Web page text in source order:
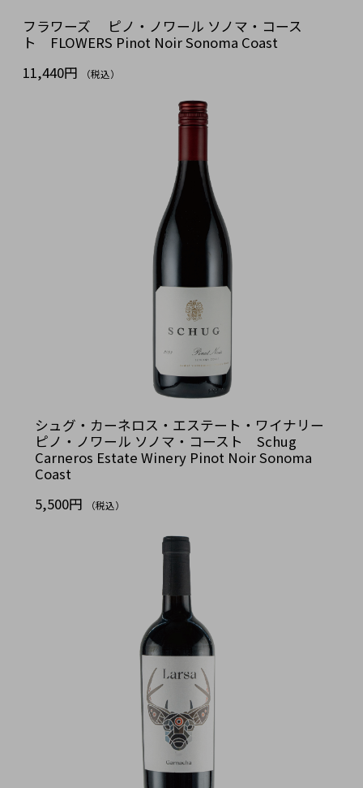
フラワーズ ピノ・ノワール ソノマ・コース
ト FLOWERS Pinot Noir Sonoma Coast
11,440円
（税込）
シュグ・カーネロス・エステート・ワイナリー
ピノ・ノワール ソノマ・コースト Schug
Carneros Estate Winery Pinot Noir Sonoma
Coast
5,500円
（税込）